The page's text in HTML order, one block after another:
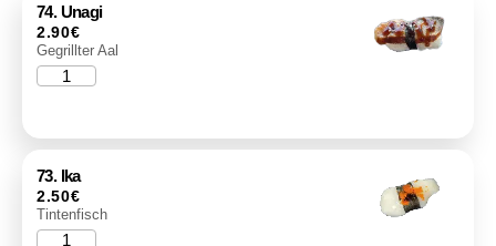
74. Unagi
2.90€
Gegrillter Aal
73. Ika
2.50€
Tintenfisch